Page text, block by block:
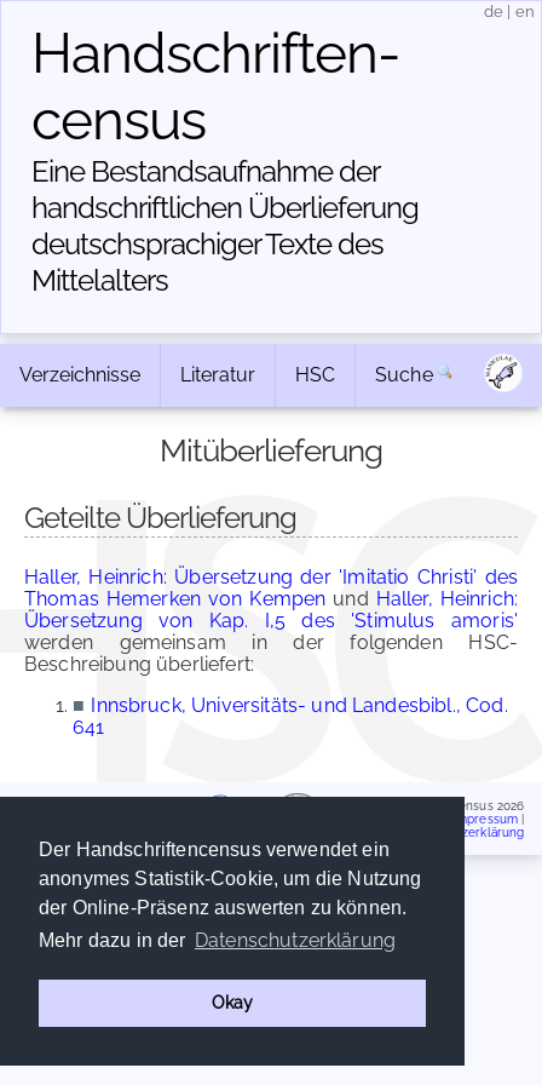
Der Handschriftencensus verwendet ein
anonymes Statistik-Cookie, um die Nutzung
der Online-Präsenz auswerten zu können.
Mehr dazu in der Datenschutzerklärung
Okay
Handschriften­
census
Eine Bestandsaufnahme der
handschriftlichen Über­lieferung
deutschsprachiger Texte des
Mittelalters
de en
Verzeichnisse Literatur HSC Suche
Mitüberlieferung
Geteilte Überlieferung
Haller, Heinrich: Übersetzung der 'Imitatio Christi' des
Thomas Hemerken von Kempen und Haller, Heinrich:
Übersetzung von Kap. I,5 des 'Stimulus amoris'
werden gemeinsam in der folgenden HSC-
Beschreibung überliefert:
■ Innsbruck, Universitäts- und Landesbibl., Cod.
641
Handschriftencensus 2026
Impressum
Datenschutzerklärung